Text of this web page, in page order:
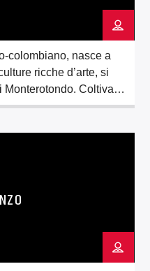
colombiano, nasce a
ricche d’arte, si
Coltiva
la musica e a 17 anni